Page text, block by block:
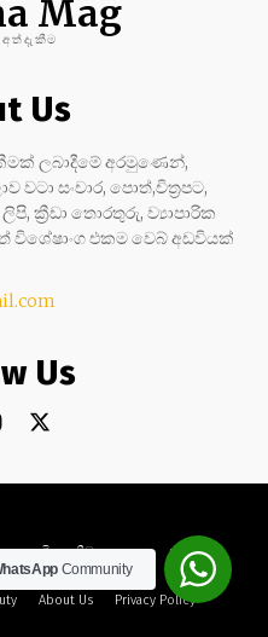
Mag
Us
ලබාදීමේ අරමුණෙන්,
සංචාර, පොත්,චිත්‍රපට,
ක්‍රීඩා තොරතුරු, ව්‍යාපාරික
එකම වෙබ් අඩවියක්
Us
කවි ක්‍රීඩා කලා සංචාර
About Us Privacy Policy
Community